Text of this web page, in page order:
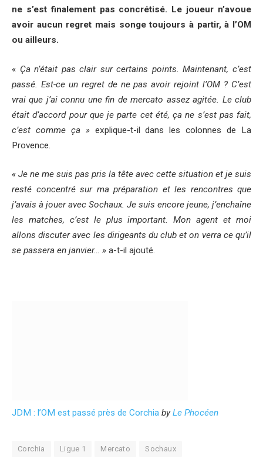
ne s’est finalement pas concrétisé. Le joueur n’avoue
avoir aucun regret mais songe toujours à partir, à l’OM
ou ailleurs.
« Ça n’était pas clair sur certains points. Maintenant, c’est
passé. Est-ce un regret de ne pas avoir rejoint l’OM ? C’est
vrai que j’ai connu une fin de mercato assez agitée. Le club
était d’accord pour que je parte cet été, ça ne s’est pas fait,
c’est comme ça »explique-t-il dans les colonnes de La
Provence.
« Je ne me suis pas pris la tête avec cette situation et je suis
resté concentré sur ma préparation et les rencontres que
j’avais à jouer avec Sochaux. Je suis encore jeune, j’enchaîne
les matches, c’est le plus important. Mon agent et moi
allons discuter avec les dirigeants du club et on verra ce qu’il
se passera en janvier… » a-t-il ajouté.
JDM : l’OM est passé près de Corchia byLe Phocéen
Corchia Ligue 1 Mercato Sochaux